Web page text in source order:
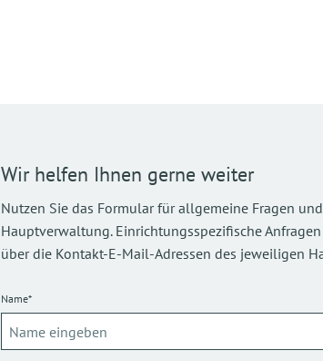
Wir helfen Ihnen gerne weiter
Nutzen Sie das Formular für allgemeine Fragen
Hauptverwaltung. Einrichtungsspezifische
über die Kontakt-E-Mail-Adressen des jeweiligen
Name*